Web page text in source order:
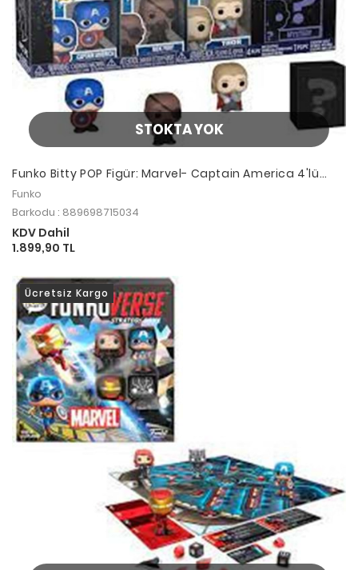
STOKTA YOK
Funko Bitty POP Figür: Marvel- Captain America 4'lü
Paket
Funko
Barkodu : 889698715034
KDV Dahil
1.899,90 TL
Ücretsiz Kargo